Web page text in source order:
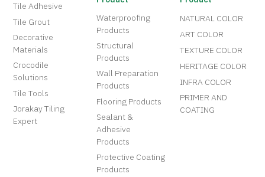
Tile Adhesive
Tile Grout
Decorative
Materials
Crocodile
Solutions
Tile Tools
Jorakay Tiling
Expert
Waterproofing
Products
Structural
Products
Wall Preparation
Products
Flooring Products
Sealant &
Adhesive
Products
Protective Coating
Products
NATURAL COLOR
ART COLOR
TEXTURE COLOR
HERITAGE COLOR
INFRA COLOR
PRIMER AND
COATING